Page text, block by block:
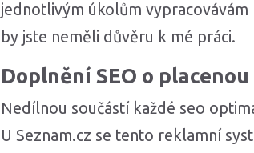
jednotlivým úkolům
by jste neměli důvěru k mé práci.
Doplnění SEO o
Nedílnou součástí každé seo
U Seznam.cz se tento reklamní